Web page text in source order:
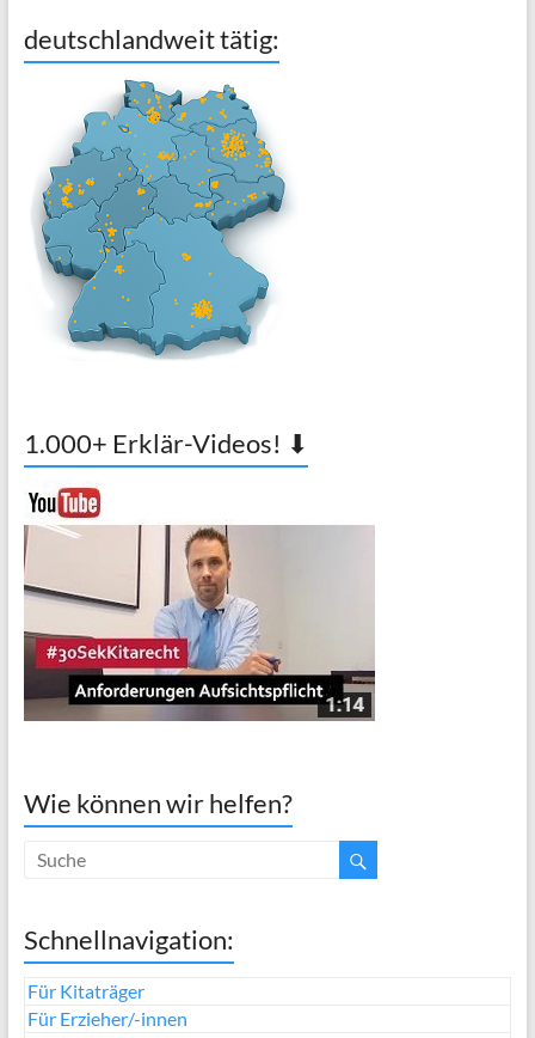
deutschlandweit tätig:
1.000+ Erklär-Videos! ⬇
Wie können wir helfen?
Schnellnavigation:
Für Kitaträger
Für Erzieher/-innen